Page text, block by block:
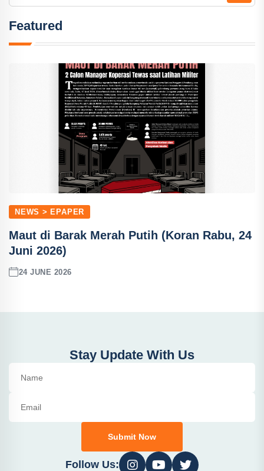
Featured
NEWS > EPAPER
Maut di Barak Merah Putih (Koran Rabu, 24
Juni 2026)
24 JUNE 2026
Stay Update With Us
Submit Now
Follow Us: